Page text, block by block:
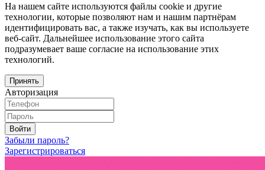
На нашем сайте используются файлы cookie и другие
технологии, которые позволяют нам и нашим партнёрам
идентифицировать вас, а также изучать, как вы используете
веб-сайт. Дальнейшее использование этого сайта
подразумевает ваше согласие на использование этих
технологий.
Принять
Авторизация
Войти
Забыли пароль?
Зарегистрироваться